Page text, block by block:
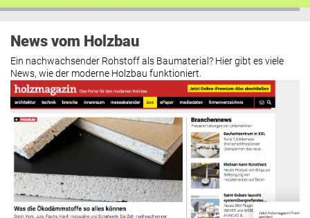
News vom Holzbau
Ein nachwachsender Rohstoff als Baumaterial? Hier gibt es viele
News, wie der moderne Holzbau funktioniert.